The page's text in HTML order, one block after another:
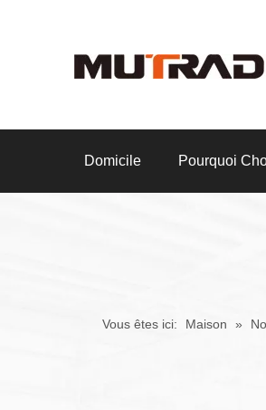
Domicile Pourquoi
Vous êtes ici: Maison »